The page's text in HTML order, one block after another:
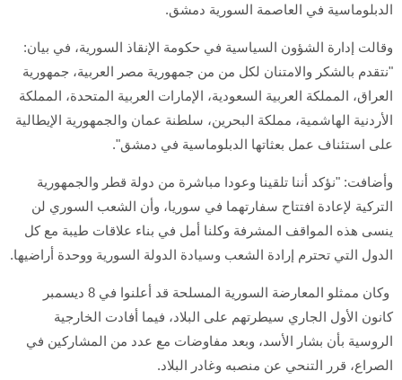
الدبلوماسية في العاصمة السورية دمشق.
وقالت إدارة الشؤون السياسية في حكومة الإنقاذ السورية، في بيان:
"نتقدم بالشكر والامتنان لكل من من جمهورية مصر العربية، جمهورية
العراق، المملكة العربية السعودية، الإمارات العربية المتحدة، المملكة
الأردنية الهاشمية، مملكة البحرين، سلطنة عمان والجمهورية الإيطالية
على استئناف عمل بعثاتها الدبلوماسية في دمشق".
وأضافت: "نؤكد أننا تلقينا وعودا مباشرة من دولة قطر والجمهورية
التركية لإعادة افتتاح سفارتهما في سوريا، وأن الشعب السوري لن
ينسى هذه المواقف المشرفة وكلنا أمل في بناء علاقات طيبة مع كل
الدول التي تحترم إرادة الشعب وسيادة الدولة السورية ووحدة أراضيها.
وكان ممثلو المعارضة السورية المسلحة قد أعلنوا في 8 ديسمبر
كانون الأول الجاري سيطرتهم على البلاد، فيما أفادت الخارجية
الروسية بأن بشار الأسد، وبعد مفاوضات مع عدد من المشاركين في
الصراع، قرر التنحي عن منصبه وغادر البلاد.